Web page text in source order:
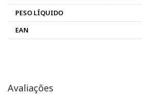
PESO LÍQUIDO
EAN
Avaliações